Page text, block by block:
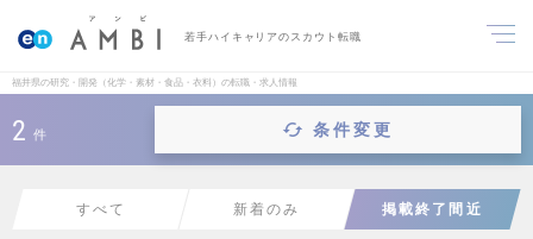
若手ハイキャリアのスカウト転職
福井県の研究・開発（化学・素材・食品・衣料）の転職・求人情報
2 件 条件変更
すべて 新着のみ 掲載終了間近